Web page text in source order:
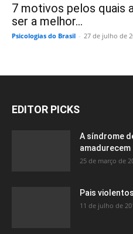
7 motivos pelos quais
ser a melhor...
Psicologias do Brasil - 27 de julho de
EDITOR PICKS
A síndrome
amadurecem
25 de março de
Pais
11 de julho de